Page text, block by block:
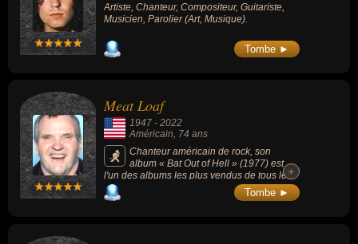
Artiste, Chanteur, Compositeur, Guitariste,
Musicien, Parolier (Art, Musique).
Tombe ►
Meat Loaf
1947 - 2022
Américain, 74 ans
Chanteur américain de rock, son
album « Bat Out of Hell » (1977) est
l'un des albums les plus vendus de tous les
temps avec 43 millions d'exemplaires et
contient le titre « Paradise by the Dashboard
+
+
Tombe ►